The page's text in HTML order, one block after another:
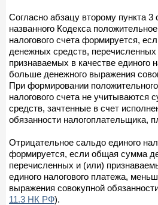
Согласно абзацу второму пункта 3
названного Кодекса
налогового счета формируется,
денежных средств, перечисленных
признаваемых в качестве единого
больше денежного выражения
При формировании
налогового счета не учитываются
средств, зачтенные в счет
обязанности налогоплательщика,
Отрицательное сальдо единого
формируется, если общая сумма
перечисленных и (или)
единого налогового платежа,
выражения совокупной
11.3 НК РФ).